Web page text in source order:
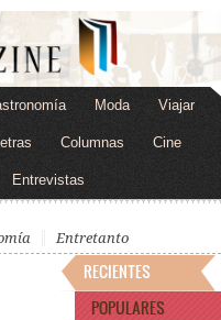
Moda Viajar
Columnas Cine
Entrevistas
Entretanto
RECIENTES
POPULARES